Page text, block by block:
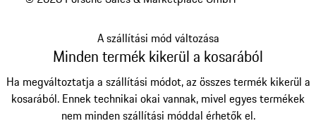
A szállítási mód változása
Minden termék kikerül a kosarából
Ha megváltoztatja a szállítási módot, az összes termék kikerül a
kosarából. Ennek technikai okai vannak, mivel egyes termékek
nem minden szállítási móddal érhetők el.